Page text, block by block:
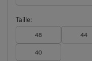
Taille
48 44
40